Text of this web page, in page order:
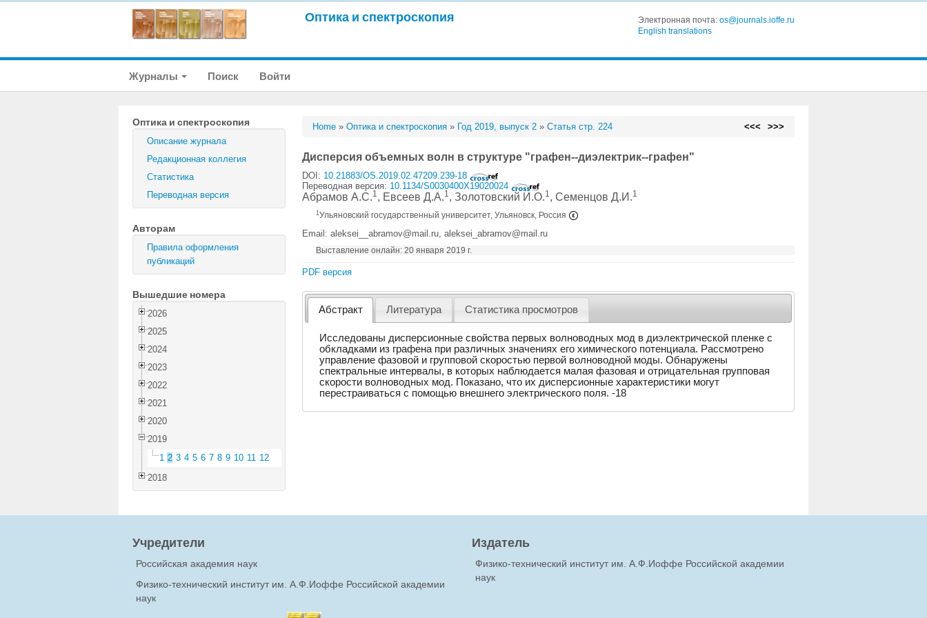
Оптика и спектроскопия Электронная почта: os@journals.ioffe.ru
English translations
Журналы Поиск Войти
Оптика и спектроскопия
Описание журнала
Редакционная коллегия
Статистика
Переводная версия
Авторам
Правила оформления
публикаций
Вышедшие номера
2026
2025
2024
2023
2022
2021
2020
2019
1 2 3 4 5 6 7 8 9 10 11 12
2018
Home »Оптика и спектроскопия » Год 2019, выпуск 2 »Статья стр. 224 <<< >>>
Дисперсия объемных волн в структуре "графен--диэлектрик--графен"
DOI: 10.21883/OS.2019.02.47209.239-18
Переводная версия: 10.1134/S0030400X19020024
Абрамов А.С.1, Евсеев Д.А.1, Золотовский И.О.1, Семенцов Д.И.1
1Ульяновский государственный университет, Ульяновск, Россия
Email: aleksei__abramov@mail.ru, aleksei_abramov@mail.ru
Выставление онлайн: 20 января 2019 г.
PDF версия
Абстракт Литература Статистика просмотров
Исследованы дисперсионные свойства первых волноводных мод в диэлектрической пленке с
обкладками из графена при различных значениях его химического потенциала. Рассмотрено
управление фазовой и групповой скоростью первой волноводной моды. Обнаружены
спектральные интервалы, в которых наблюдается малая фазовая и отрицательная групповая
скорости волноводных мод. Показано, что их дисперсионные характеристики могут
перестраиваться с помощью внешнего электрического поля. -18
Учредители
Российская академия наук
Физико-технический институт им. А.Ф.Иоффе Российской академии
наук
Издатель
Физико-технический институт им. А.Ф.Иоффе Российской академии
наук